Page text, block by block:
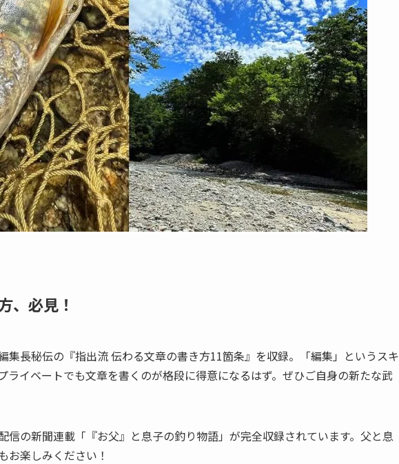
、必見！
集長秘伝の『指出流 伝わる文章の書き方11箇条』を収録。「編集」というスキ
ライベートでも文章を書くのが格段に得意になるはず。ぜひご自身の新たな武
信の新聞連載「『お父』と息子の釣り物語」が完全収録されています。父と息
お楽しみください！